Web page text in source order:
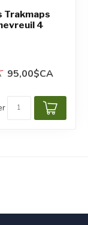
Trakmaps
4
95,00$CA